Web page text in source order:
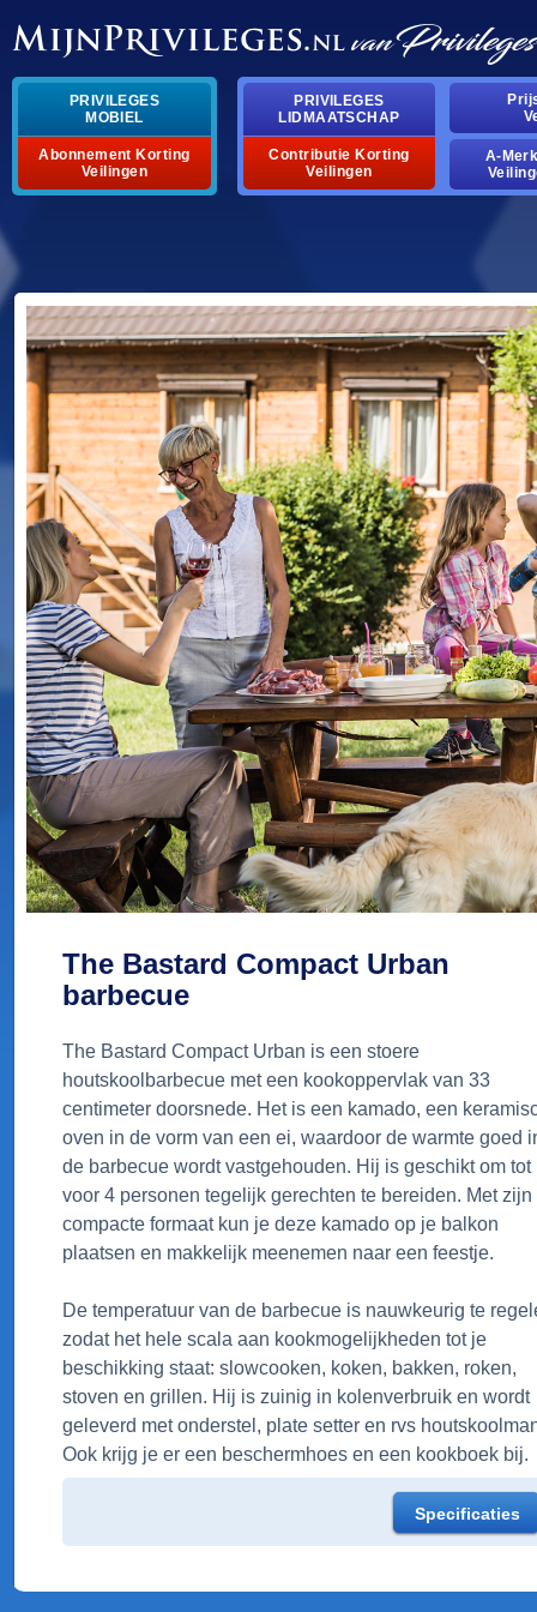
PRIVILEGES
MOBIEL
Abonnement Korting
Veilingen
PRIVILEGES
LIDMAATSCHAP
Contributie Korting
Veilingen
A-
The Bastard Compact Urban
barbecue
The Bastard Compact Urban is een stoere
houtskoolbarbecue met een kookoppervlak van 33
centimeter doorsnede. Het is een kamado, een
oven in de vorm van een ei, waardoor de warmte goed
de barbecue wordt vastgehouden. Hij is geschikt om tot
voor 4 personen tegelijk gerechten te bereiden. Met zijn
compacte formaat kun je deze kamado op je balkon
plaatsen en makkelijk meenemen naar een feestje.
De temperatuur van de barbecue is nauwkeurig te
zodat het hele scala aan kookmogelijkheden tot je
beschikking staat: slowcooken, koken, bakken, roken,
stoven en grillen. Hij is zuinig in kolenverbruik en wordt
geleverd met onderstel, plate setter en rvs
Ook krijg je er een beschermhoes en een kookboek bij.
Specificaties